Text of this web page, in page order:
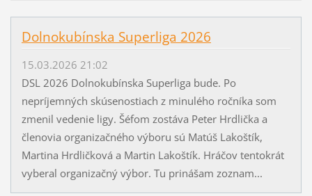
Dolnokubínska Superliga 2026
15.03.2026 21:02
DSL 2026 Dolnokubínska Superliga bude. Po
nepríjemných skúsenostiach z minulého ročníka som
zmenil vedenie ligy. Šéfom zostáva Peter Hrdlička a
členovia organizačného výboru sú Matúš Lakoštík,
Martina Hrdličková a Martin Lakoštík. Hráčov tentokrát
vyberal organizačný výbor. Tu prinášam zoznam...